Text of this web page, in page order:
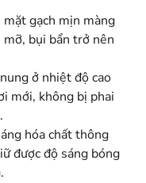
gạch mịn màng
mỡ, bụi bẩn trở nên
ở nhiệt độ cao
mới, không bị phai
hóa chất thông
được độ sáng bóng